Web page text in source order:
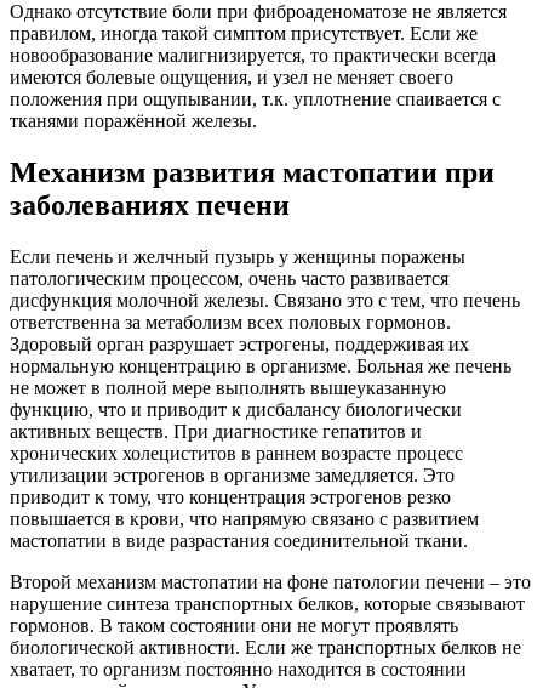
Однако отсутствие боли при фиброаденоматозе не является
правилом, иногда такой симптом присутствует. Если же
новообразование малигнизируется, то практически всегда
имеются болевые ощущения, и узел не меняет своего
положения при ощупывании, т.к. уплотнение спаивается с
тканями поражённой железы.
Механизм развития мастопатии при
заболеваниях печени
Если печень и желчный пузырь у женщины поражены
патологическим процессом, очень часто развивается
дисфункция молочной железы. Связано это с тем, что печень
ответственна за метаболизм всех половых гормонов.
Здоровый орган разрушает эстрогены, поддерживая их
нормальную концентрацию в организме. Больная же печень
не может в полной мере выполнять вышеуказанную
функцию, что и приводит к дисбалансу биологически
активных веществ. При диагностике гепатитов и
хронических холециститов в раннем возрасте процесс
утилизации эстрогенов в организме замедляется. Это
приводит к тому, что концентрация эстрогенов резко
повышается в крови, что напрямую связано с развитием
мастопатии в виде разрастания соединительной ткани.
Второй механизм мастопатии на фоне патологии печени – это
нарушение синтеза транспортных белков, которые связывают
гормонов. В таком состоянии они не могут проявлять
биологической активности. Если же транспортных белков не
хватает, то организм постоянно находится в состоянии